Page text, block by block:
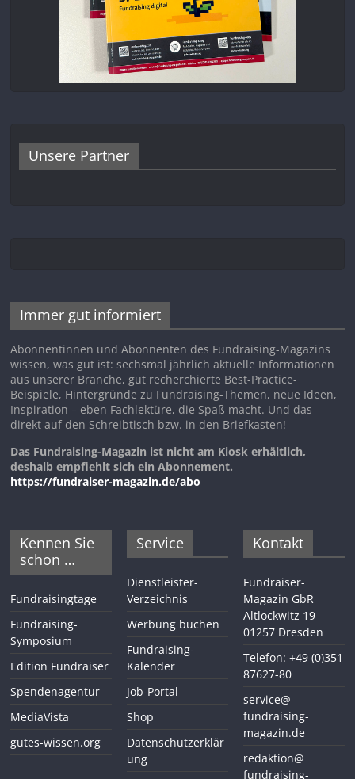
Unsere Partner
Immer gut informiert
Abonnentinnen und Abonnenten des Fundraising-Magazins
wissen, was gut ist: sechsmal jährlich aktuelle Informationen
aus unserer Branche, gut recherchierte Best-Practice-
Beispiele, Hintergründe zu Fundraising-Themen, neue Ideen,
Inspiration – eben Fachlektüre, die Spaß macht. Und das
direkt auf den Schreibtisch bzw. in den Briefkasten!
Das Fundraising-Magazin ist nicht am Kiosk erhältlich,
deshalb empfiehlt sich ein Abonnement.
https://fundraiser-magazin.de/abo
Kennen Sie
schon …
Fundraisingtage
Fundraising-
Symposium
Edition Fundraiser
Spendenagentur
MediaVista
gutes-wissen.org
Service
Dienstleister-
Verzeichnis
Werbung buchen
Fundraising-
Kalender
Job-Portal
Shop
Datenschutzerklär
ung
Kontakt
Fundraiser-
Magazin GbR
Altlockwitz 19
01257 Dresden
Telefon: +49 (0)351
87627-80
service@
fundraising-
magazin.de
redaktion@
fundraising-